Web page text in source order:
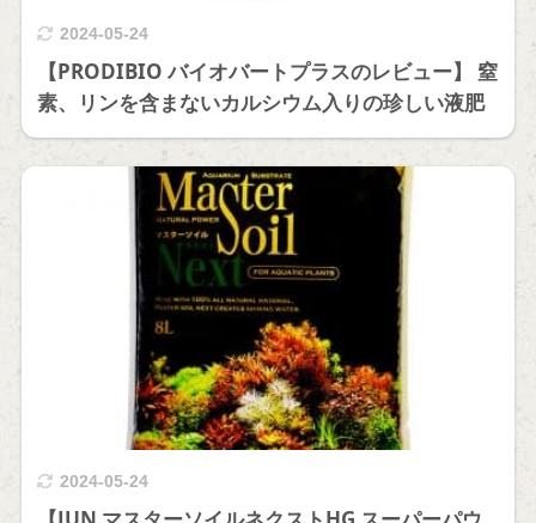
2024-05-24
【PRODIBIO バイオバートプラスのレビュー】 窒
素、リンを含まないカルシウム入りの珍しい液肥
2024-05-24